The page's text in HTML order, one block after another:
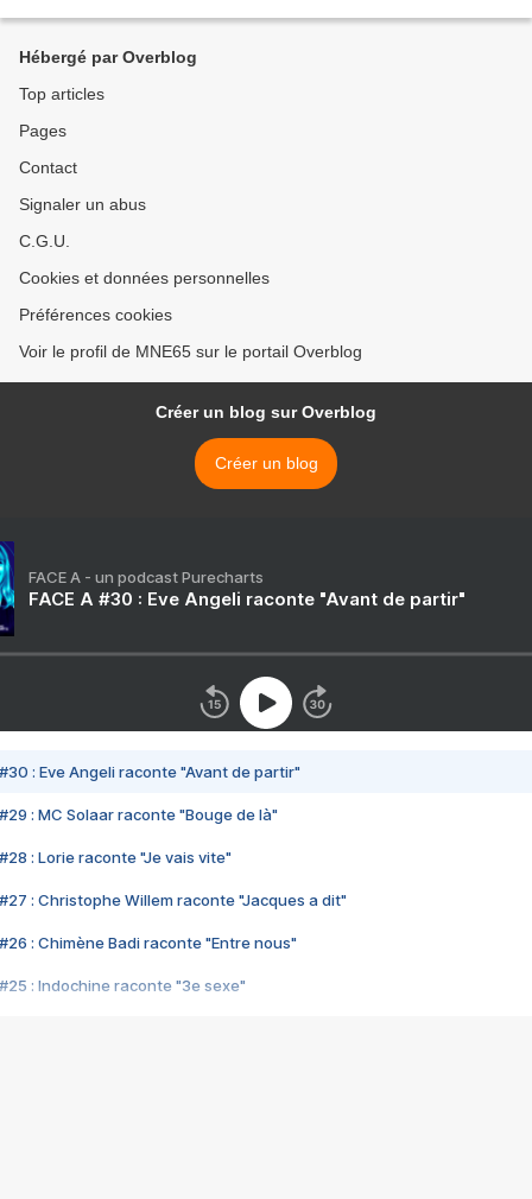
Hébergé par Overblog
Top articles
Pages
Contact
Signaler un abus
C.G.U.
Cookies et données personnelles
Préférences cookies
Voir le profil de MNE65 sur le portail Overblog
Créer un blog sur Overblog
Créer un blog
FACE A - un podcast Purecharts
FACE A #30 : Eve Angeli raconte "Avant de partir"
#30 : Eve Angeli raconte "Avant de partir"
#29 : MC Solaar raconte "Bouge de là"
#28 : Lorie raconte "Je vais vite"
#27 : Christophe Willem raconte "Jacques a dit"
#26 : Chimène Badi raconte "Entre nous"
#25 : Indochine raconte "3e sexe"